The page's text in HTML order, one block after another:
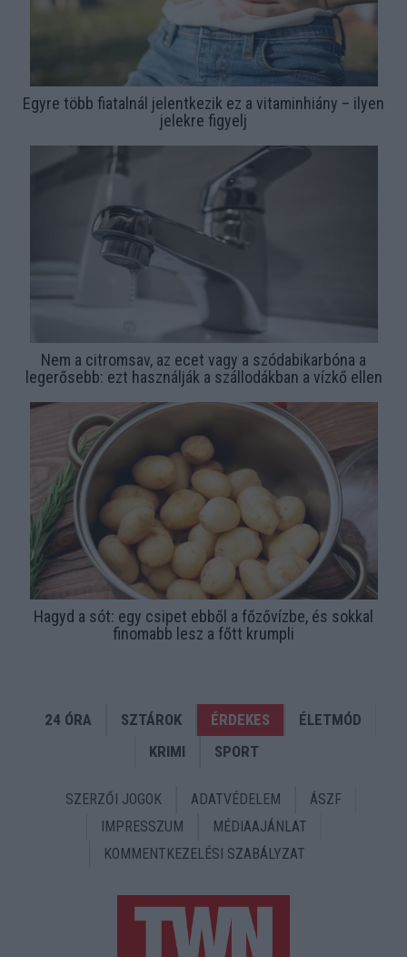
Egyre több fiatalnál jelentkezik ez a vitaminhiány – ilyen
jelekre figyelj
Nem a citromsav, az ecet vagy a szódabikarbóna a
legerősebb: ezt használják a szállodákban a vízkő ellen
Hagyd a sót: egy csipet ebből a főzővízbe, és sokkal
finomabb lesz a főtt krumpli
24 ÓRA SZTÁROK ÉRDEKES
ÉLETMÓD
KRIMI
SPORT
SZERZŐI JOGOK ADATVÉDELEM
ÁSZF
IMPRESSZUM
MÉDIAAJÁNLAT
KOMMENTKEZELÉSI SZABÁLYZAT